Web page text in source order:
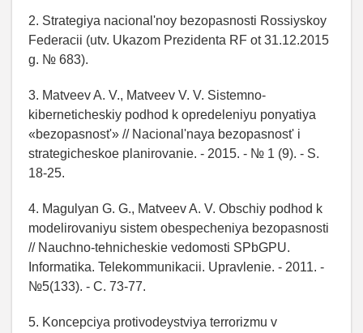
2. Strategiya nacional'noy bezopasnosti Rossiyskoy
Federacii (utv. Ukazom Prezidenta RF ot 31.12.2015
g. № 683).
3. Matveev A. V., Matveev V. V. Sistemno-
kiberneticheskiy podhod k opredeleniyu ponyatiya
«bezopasnost'» // Nacional'naya bezopasnost' i
strategicheskoe planirovanie. - 2015. - № 1 (9). - S.
18-25.
4. Magulyan G. G., Matveev A. V. Obschiy podhod k
modelirovaniyu sistem obespecheniya bezopasnosti
// Nauchno-tehnicheskie vedomosti SPbGPU.
Informatika. Telekommunikacii. Upravlenie. - 2011. -
№5(133). - C. 73-77.
5. Koncepciya protivodeystviya terrorizmu v